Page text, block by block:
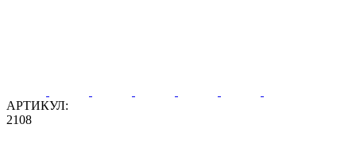
АРТИКУЛ:
2108